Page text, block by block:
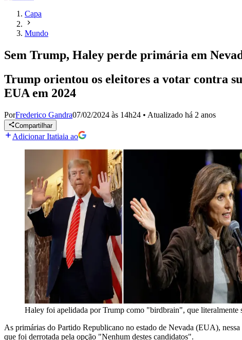
Capa
Mundo
Sem Trump, Haley perde primária em
Trump orientou os eleitores a votar contra
EUA em 2024
PorFrederico Gandra07/02/2024 às 14h24 • Atualizado há 2 anos
Compartilhar
Adicionar Itatiaia ao
Haley foi apelidada por Trump como "birdbrain", que literalmente
As primárias do Partido Republicano no estado de Nevada (EUA),
que foi derrotada pela opção "Nenhum destes candidatos".